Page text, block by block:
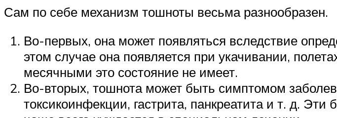
Сам по себе механизм тошноты весьма разнообразен.
Во-первых, она может появляться вследствие
этом случае она появляется при укачивании,
месячными это состояние не имеет.
Во-вторых, тошнота может быть симптомом
токсикоинфекции, гастрита, панкреатита и т. д.